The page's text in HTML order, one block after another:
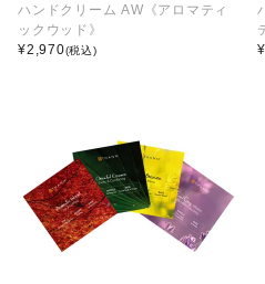
ハンドクリーム AW《アロマティ
ックウッド》
¥2,970(税込)
¥